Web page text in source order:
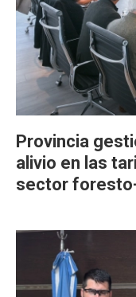
Provincia
alivio en las
sector